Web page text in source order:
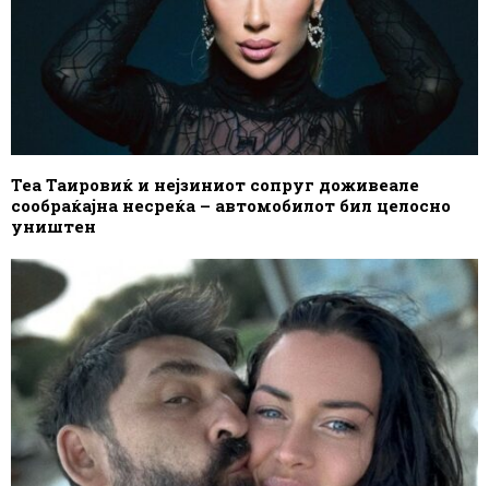
Теа Таировиќ и нејзиниот сопруг доживеале
сообраќајна несреќа – автомобилот бил целосно
уништен